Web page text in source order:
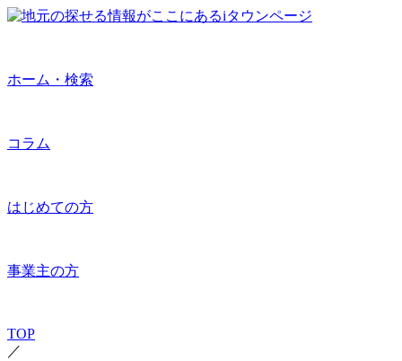
ホーム・検索
コラム
はじめての方
事業主の方
TOP
／